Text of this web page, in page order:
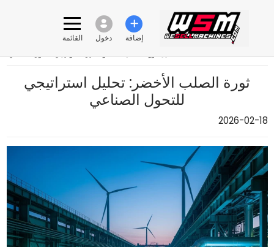
إضافة دخول القائمة
ثورة الصلب الأخضر: تحليل استراتيجي
للتحول الصناعي
2026-02-18